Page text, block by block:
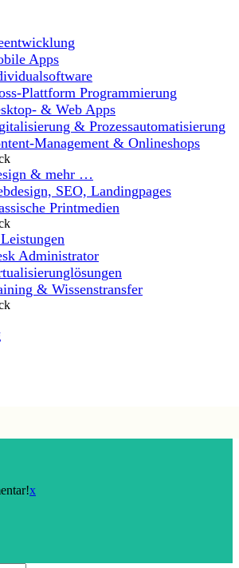
Apps
Plattform Programmierung
& Web Apps
& Prozessautomatisierung
Management & Onlineshops
& mehr …
SEO, Landingpages
Printmedien
Administrator
& Wissenstransfer
x